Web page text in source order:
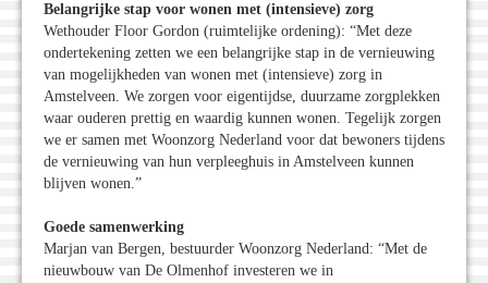
Belangrijke stap voor wonen met (intensieve) zorg
Wethouder Floor Gordon (ruimtelijke ordening): “Met deze
ondertekening zetten we een belangrijke stap in de vernieuwing
van mogelijkheden van wonen met (intensieve) zorg in
Amstelveen. We zorgen voor eigentijdse, duurzame zorgplekken
waar ouderen prettig en waardig kunnen wonen. Tegelijk zorgen
we er samen met Woonzorg Nederland voor dat bewoners tijdens
de vernieuwing van hun verpleeghuis in Amstelveen kunnen
blijven wonen.”
Goede samenwerking
Marjan van Bergen, bestuurder Woonzorg Nederland: “Met de
nieuwbouw van De Olmenhof investeren we in